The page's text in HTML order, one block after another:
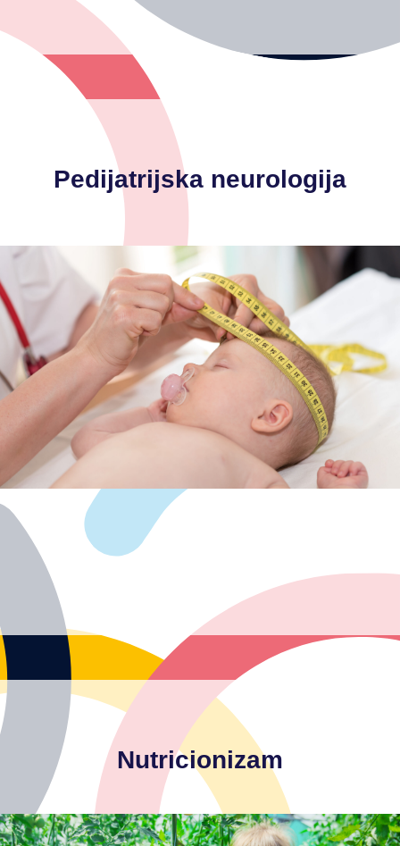
Pedijatrijska neurologija
Glavne indikacije za pregled neuropedijatra:
-procjena neurološkog razvoja novorođenčadi, dojenčadi i
-pregled djece s neurorizičnim čimbenicima
-glavobolja
-sinkopa (gubitak svijesti)
-vrtoglavica
-govorne i komunikacijske razvojne poteškoće
-poteškoće u učenju
-ADHD (hiperaktivnost s poremećajem pažnje)
-hipotonija i neuromišićne bolesti
-cerebralna paraliza
-poremećaji spavanja
Nutricionizam